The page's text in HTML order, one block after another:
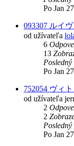
Po Jan
093307 ルイ
od užívateľa
6
13
Po Jan
752054 ヴィ
od užívateľa
2
2
Po Jan